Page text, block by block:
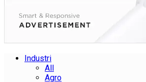
Industri
All
Agro